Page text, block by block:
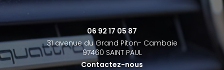
06 92 17 05 87
31 avenue du Grand Piton- Cambaie
97460 SAINT PAUL
Contactez-nous